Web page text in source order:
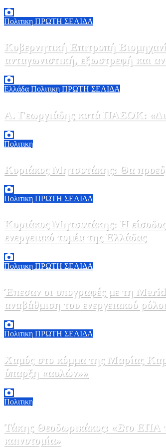
Πολιτικη ΠΡΩΤΗ ΣΕΛΙΔΑ
Κυβερνητική Επιτροπή
ανταγωνιστική, εξωστρεφή και
Ελλάδα Πολιτικη ΠΡΩΤΗ ΣΕΛΙΔΑ
Α. Γεωργιάδης κατά ΠΑΣΟΚ:
Πολιτικη
Κυριάκος Μητσοτάκης: Θα
Πολιτικη ΠΡΩΤΗ ΣΕΛΙΔΑ
Κυριάκος Μητσοτάκης: Η
ενεργειακό τομέα της Ελλάδας
Πολιτικη ΠΡΩΤΗ ΣΕΛΙΔΑ
Έπεσαν οι υπογραφές με τη
αναβάθμιση του ενεργειακού
Πολιτικη ΠΡΩΤΗ ΣΕΛΙΔΑ
Χαμός στο κόμμα της Μαρίας
ύπαρξη «αυλών»»
Πολιτικη
Τάκης Θεοδωρικάκος: «Στο ΕΠΑ
καινοτομία»